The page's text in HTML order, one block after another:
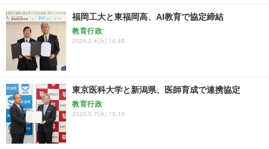
福岡工大と東福岡高、AI教育で協定締結
教育行政
2025.2.4(火) 16:45
東京医科大学と新潟県、医師育成で連携協定
教育行政
2025.5.7(水) 15:15